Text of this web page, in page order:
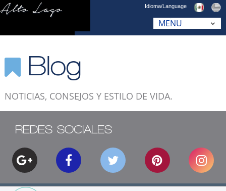
Idioma/Language
Blog
NOTICIAS, CONSEJOS Y ESTILO DE VIDA.
REDES SOCIALES